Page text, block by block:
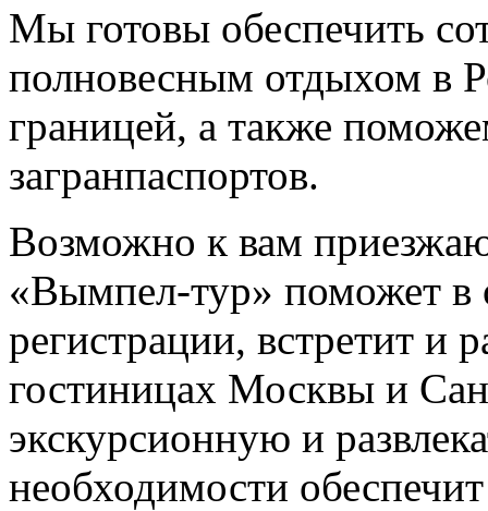
Мы готовы обеспечить
полновесным отдыхом в
границей, а также
загранпаспортов.
Возможно к вам
«Вымпел-тур» поможет
регистрации, встретит и
гостиницах Москвы и
экскурсионную и
необходимости